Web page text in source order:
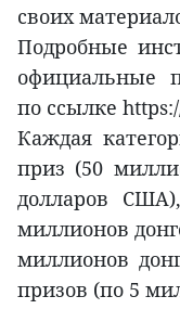
своих
Подробные
официальные
по ссылке
Каждая
приз (50
долларов
миллионов
миллионов
призов (по 5